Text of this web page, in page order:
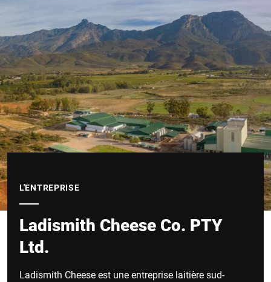
L'ENTREPRISE
Ladismith Cheese Co. PTY
Ltd.
Ladismith Cheese est une entreprise laitière sud-